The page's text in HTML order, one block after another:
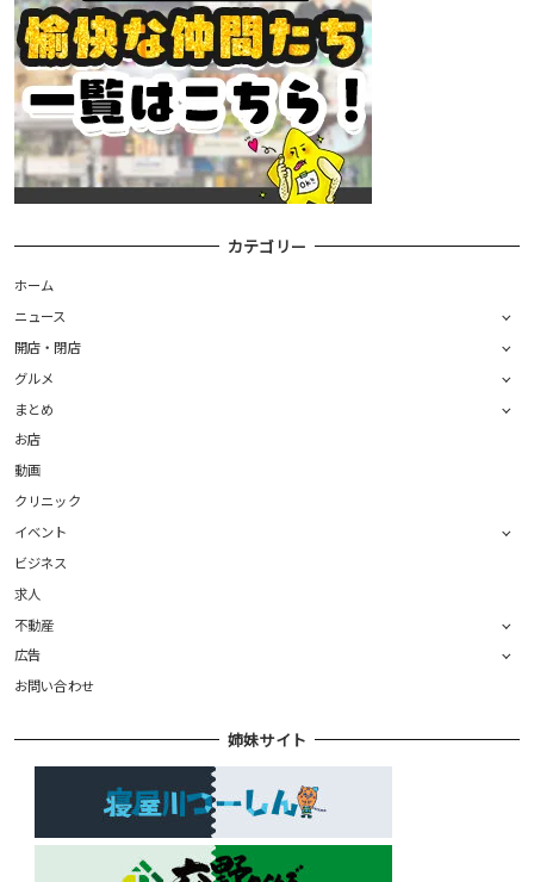
カテゴリー
ホーム
ニュース
開店・閉店
グルメ
まとめ
お店
動画
クリニック
イベント
ビジネス
求人
不動産
広告
お問い合わせ
姉妹サイト